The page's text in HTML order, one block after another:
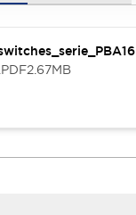
.PDF2.67MB